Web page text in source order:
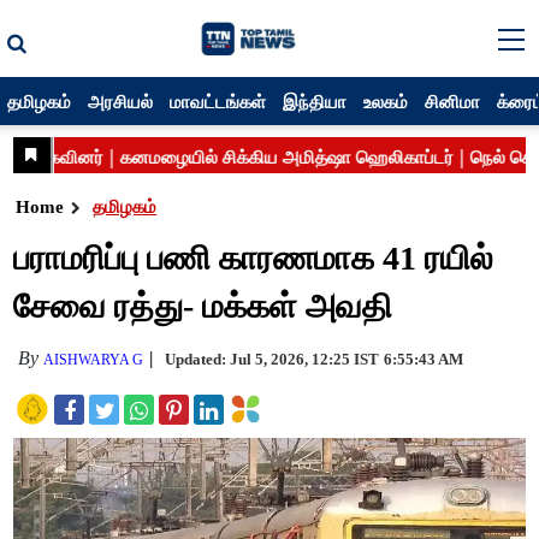
தமிழகம் அரசியல் மாவட்டங்கள் இந்தியா உலகம் சினிமா
Home தமிழகம்
பராமரிப்பு பணி காரணமாக 41 ரயில்
சேவை ரத்து- மக்கள் அவதி
By AISHWARYA G Updated: Jul 5, 2026, 12:25 IST 6:55:43 AM